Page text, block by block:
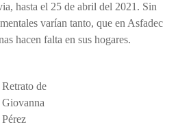
hasta el 25 de abril del 2021. Sin
varían tanto, que en Asfadec
hacen falta en sus hogares.
Retrato de
Giovanna
Pérez